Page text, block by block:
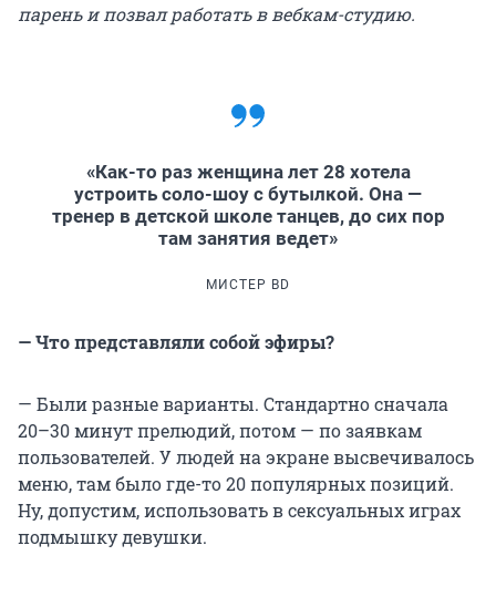
парень и позвал работать в вебкам-студию.
«Как-то раз женщина лет 28 хотела
устроить соло-шоу с бутылкой. Она —
тренер в детской школе танцев, до сих пор
там занятия ведет»
МИСТЕР BD
— Что представляли собой эфиры?
— Были разные варианты. Стандартно сначала
20–30 минут прелюдий, потом — по заявкам
пользователей. У людей на экране высвечивалось
меню, там было где-то 20 популярных позиций.
Ну, допустим, использовать в сексуальных играх
подмышку девушки.